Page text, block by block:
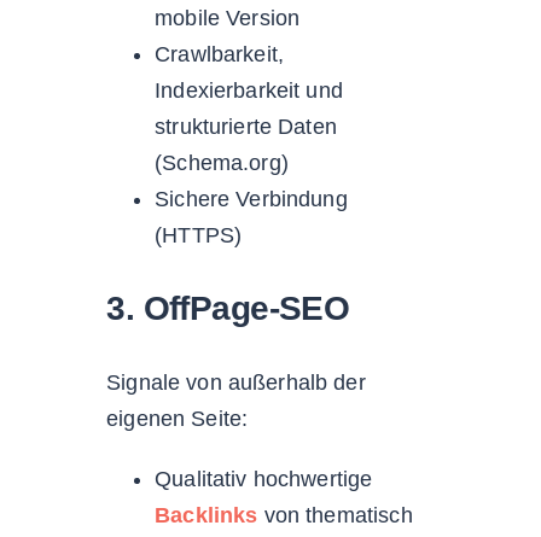
mobile Version
Crawlbarkeit,
Indexierbarkeit und
strukturierte Daten
(Schema.org)
Sichere Verbindung
(HTTPS)
3. OffPage-SEO
Signale von außerhalb der
eigenen Seite:
Qualitativ hochwertige
Backlinks von thematisch